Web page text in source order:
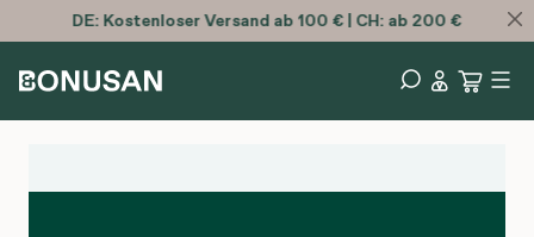
DE: KostenloserVersand ab 100 € | CH: ab 200 €